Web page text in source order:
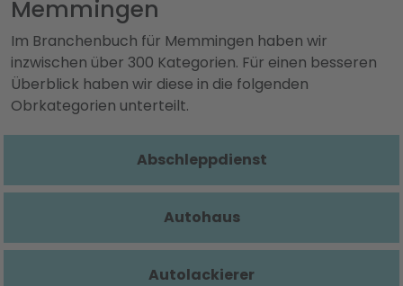
Memmingen
Im Branchenbuch für Memmingen haben wir
inzwischen über 300 Kategorien. Für einen besseren
Überblick haben wir diese in die folgenden
Obrkategorien unterteilt.
Abschleppdienst
Autohaus
Autolackierer